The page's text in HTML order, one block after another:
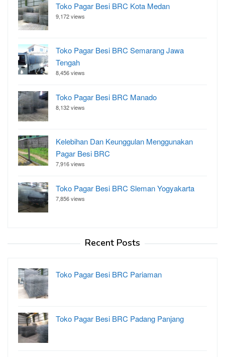
Toko Pagar Besi BRC Kota Medan
9,172 views
Toko Pagar Besi BRC Semarang Jawa
Tengah
8,456 views
Toko Pagar Besi BRC Manado
8,132 views
Kelebihan Dan Keunggulan Menggunakan
Pagar Besi BRC
7,916 views
Toko Pagar Besi BRC Sleman Yogyakarta
7,856 views
Recent Posts
Toko Pagar Besi BRC Pariaman
Toko Pagar Besi BRC Padang Panjang